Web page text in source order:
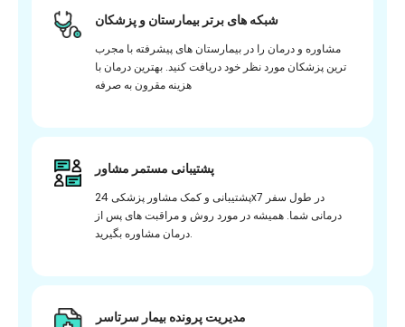
شبکه های برتر بیمارستان و پزشکان
مشاوره و درمان را در بیمارستان های پیشرفته با مجرب
ترین پزشکان مورد نظر خود دریافت کنید. بهترین درمان با
هزینه مقرون به صرفه
پشتیبانی مستمر مشاور
پشتیبانی و کمک مشاور پزشکی 24x7 در طول سفر
درمانی شما. همیشه در مورد روش و مراقبت های پس از
درمان مشاوره بگیرید.
مدیریت پرونده بیمار سرتاسر